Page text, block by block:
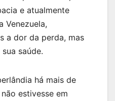
e atualmente
Venezuela,
a dor da perda, mas
saúde.
há mais de
estivesse em